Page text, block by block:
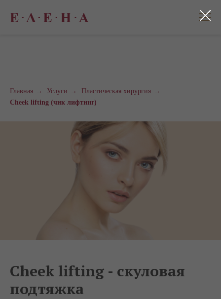
Главная → Услуги → Пластическая хирургия →
Cheek lifting (чик лифтинг)
Cheek lifting - скуловая
подтяжка